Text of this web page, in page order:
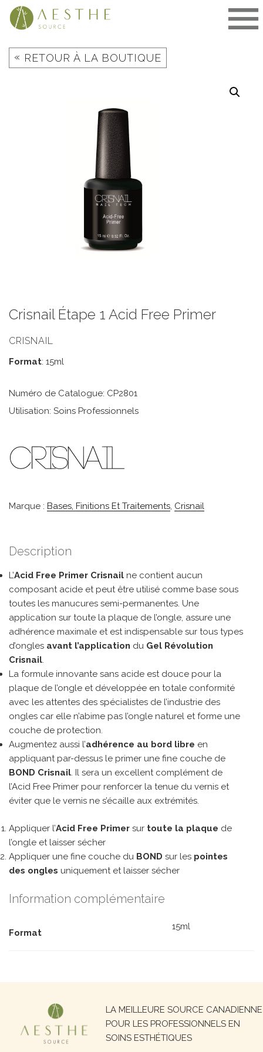
Aller
« RETOUR À LA BOUTIQUE
Crisnail Étape 1 Acid Free Primer
CRISNAIL
Format: 15ml
Numéro de Catalogue: CP2801
Utilisation: Soins Professionnels
Marque : Bases, Finitions Et Traitements, Crisnail
Description
L’Acid Free Primer Crisnail ne contient aucun
composant acide et peut être utilisé comme base sous
toutes les manucures semi-permanentes. Une
application sur toute la plaque de l’ongle, assure une
adhérence maximale et est indispensable sur tous types
d’ongles avant l’application du Gel Révolution
Crisnail.
La formule innovante sans acide est douce pour la
plaque de l’ongle et développée en totale conformité
avec les attentes des spécialistes de l’industrie des
ongles car elle n’abime pas l’ongle naturel et forme une
couche de protection.
Augmentez aussi l’adhérence au bord libre en
appliquant par-dessus le primer une fine couche de
BOND Crisnail. Il sera un excellent complément de
l’Acid Free Primer pour renforcer la tenue du vernis et
éviter que le vernis ne s’écaille aux extrémités.
Appliquer l’Acid Free Primer sur toute la plaque de
l’ongle et laisser sécher
Appliquer une fine couche du BOND sur les pointes
des ongles uniquement et laisser sécher
Information complémentaire
Format
15ml
LA MEILLEURE SOURCE CANADIENNE
POUR LES PROFESSIONNELS EN
SOINS ESTHÉTIQUES
Recherche
pour :